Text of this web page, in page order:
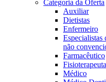
Categoria da Oferta
Auxiliar
Dietistas
Enfermeiro
Especialistas
não
Farmacêutico
Médico